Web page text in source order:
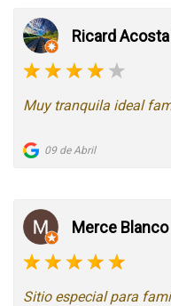
Ricard
Muy tranquila ideal
09 de Abril
Merce Blanco
Sitio especial para